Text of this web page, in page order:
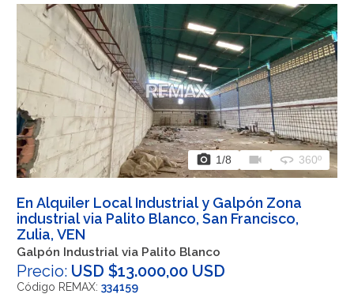
photo_camera 1/8 videocam 360 360º
En Alquiler Local Industrial y Galpón Zona
industrial via Palito Blanco, San Francisco,
Zulia, VEN
Galpón Industrial via Palito Blanco
Precio: USD $13.000,00 USD
Código REMAX: 334159